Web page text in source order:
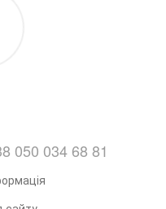
050 034 68 81